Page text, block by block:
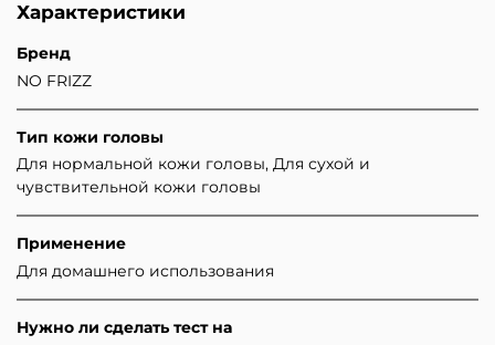
Характеристики
Бренд
NO FRIZZ
Тип кожи головы
Для нормальной кожи головы, Для сухой и
чувствительной кожи головы
Применение
Для домашнего использования
Нужно ли сделать тест на